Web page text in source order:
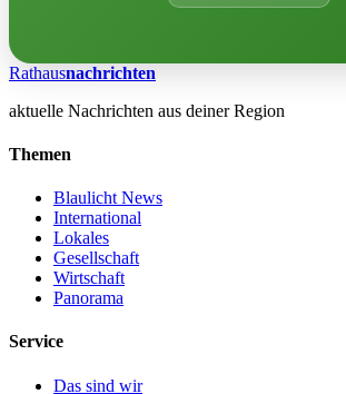
Rathausnachrichten
aktuelle Nachrichten aus deiner Region
Themen
Blaulicht News
International
Lokales
Gesellschaft
Wirtschaft
Panorama
Service
Das sind wir